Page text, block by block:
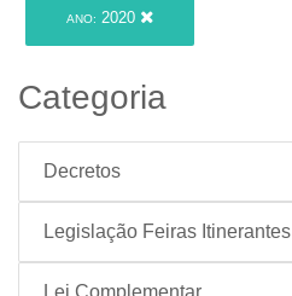
ANO: 2020
Categoria
Decretos
Legislação Feiras Itinerantes
Lei Complementar